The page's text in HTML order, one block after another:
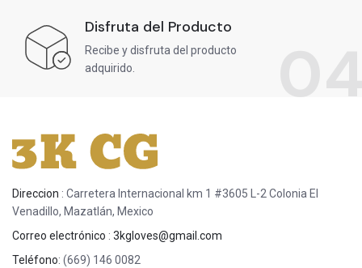
Disfruta del Producto
Recibe y disfruta del producto
adquirido.
Direccion : Carretera Internacional km 1 #3605 L-2 Colonia El
Venadillo, Mazatlán, Mexico
Correo electrónico : 3kgloves@gmail.com
Teléfono: (669) 146 0082